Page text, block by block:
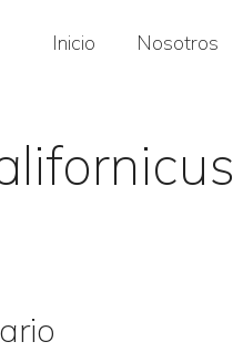
Inicio Nosotros